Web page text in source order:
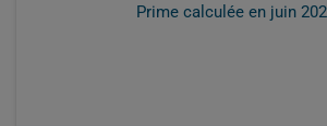
Prime calculée en juin